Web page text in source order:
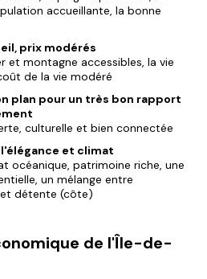
accueillante, la bonne
prix modérés
et montagne accessibles, la vie
de la vie modéré
plan pour un très bon rapport
culturelle et bien connectée
et climat
océanique, patrimoine riche, une
un mélange entre
détente (côte)
de l'Île-de-